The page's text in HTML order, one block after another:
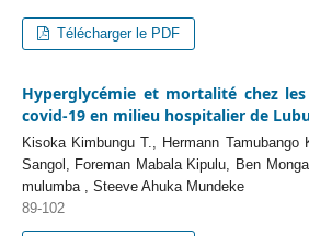
Télécharger le PDF
Hyperglycémie et mortalité chez
covid-19 en milieu hospitalier de
Kisoka Kimbungu T., Hermann Tamubango
Sangol, Foreman Mabala Kipulu, Ben
mulumba , Steeve Ahuka Mundeke
89-102